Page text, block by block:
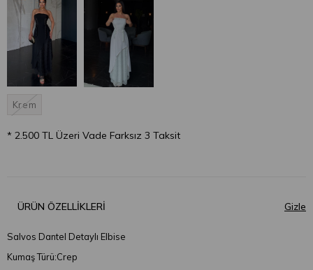
Krem
* 2.500 TL Üzeri Vade Farksız 3 Taksit
ÜRÜN ÖZELLIKLERI
Salvos Dantel Detaylı Elbise
Kumaş Türü:Crep